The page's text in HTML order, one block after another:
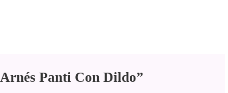
Panti Con Dildo”